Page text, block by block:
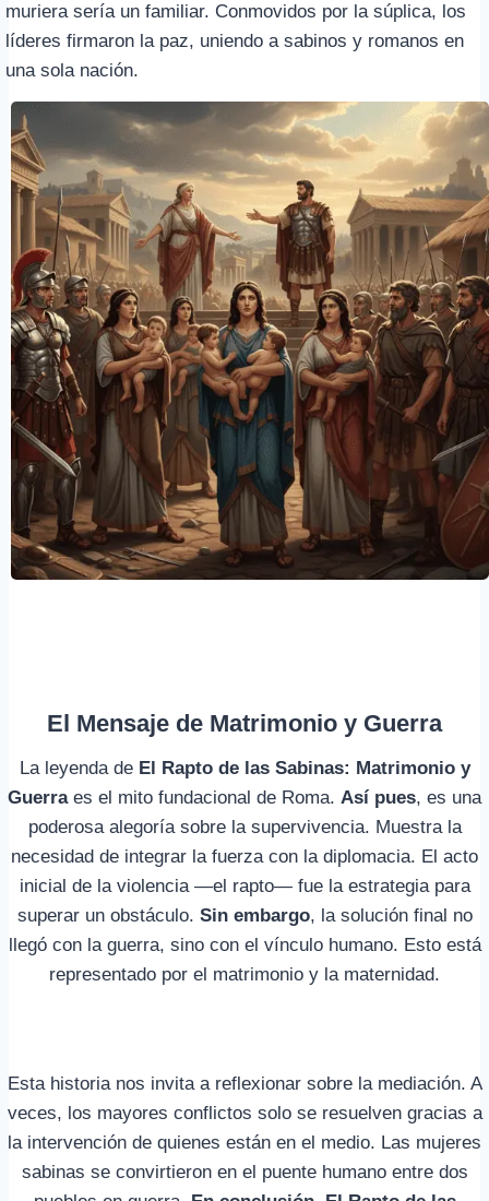
muriera sería un familiar. Conmovidos por la súplica, los
líderes firmaron la paz, uniendo a sabinos y romanos en
una sola nación.
El Mensaje de Matrimonio y Guerra
La leyenda de El Rapto de las Sabinas: Matrimonio y
Guerraes el mito fundacional de Roma. Así pues, es una
poderosa alegoría sobre la supervivencia. Muestra la
necesidad de integrar la fuerza con la diplomacia. El acto
inicial de la violencia —el rapto— fue la estrategia para
superar un obstáculo. Sin embargo, la solución final no
llegó con la guerra, sino con el vínculo humano. Esto está
representado por el matrimonio y la maternidad.
Esta historia nos invita a reflexionar sobre la mediación. A
veces, los mayores conflictos solo se resuelven gracias a
la intervención de quienes están en el medio. Las mujeres
sabinas se convirtieron en el puente humano entre dos